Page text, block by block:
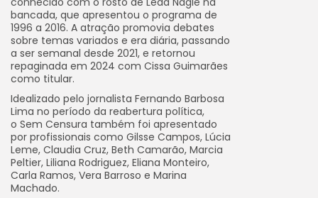
bancada, que apresentou o programa de
1996 a 2016. A atração promovia debates
sobre temas variados e era diária, passando
a ser semanal desde 2021, e retornou
repaginada em 2024 com Cissa Guimarães
como titular.
Idealizado pelo jornalista Fernando Barbosa
Lima no período da reabertura política,
o Sem Censura também foi apresentado
por profissionais como Gilsse Campos, Lúcia
Leme, Claudia Cruz, Beth Camarão, Marcia
Peltier, Liliana Rodriguez, Eliana Monteiro,
Carla Ramos, Vera Barroso e Marina
Machado.